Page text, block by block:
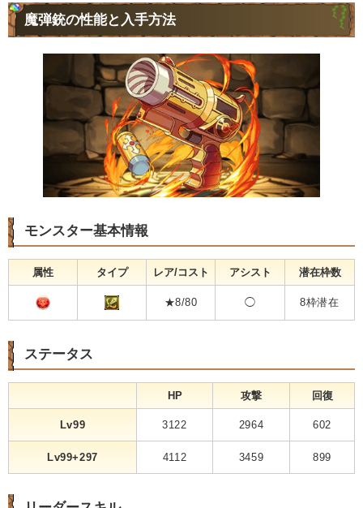
魔弾銃の性能と入手方法
モンスター基本情報
属性 タイプ レア/コスト アシスト 潜在枠数
★8/80 ◯ 8枠潜在
ステータス
HP 攻撃 回復
Lv99 3122 2964 602
Lv99+297 4112 3459 899